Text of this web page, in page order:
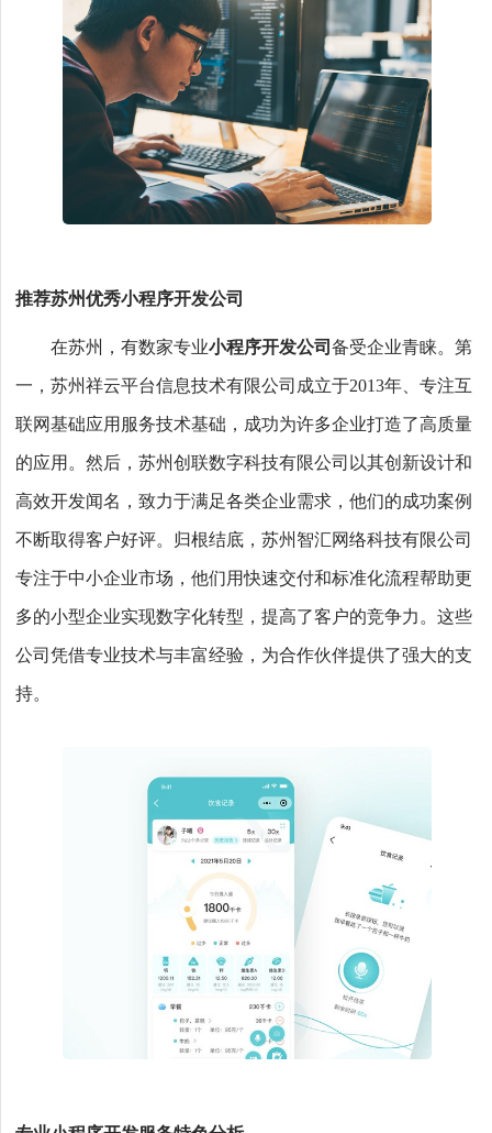
推荐苏州优秀小程序开发公司
在苏州，有数家专业小程序开发公司备受企业青睐。第
一，苏州祥云平台信息技术有限公司成立于2013年、专注互
联网基础应用服务技术基础，成功为许多企业打造了高质量
的应用。然后，苏州创联数字科技有限公司以其创新设计和
高效开发闻名，致力于满足各类企业需求，他们的成功案例
不断取得客户好评。归根结底，苏州智汇网络科技有限公司
专注于中小企业市场，他们用快速交付和标准化流程帮助更
多的小型企业实现数字化转型，提高了客户的竞争力。这些
公司凭借专业技术与丰富经验，为合作伙伴提供了强大的支
持。